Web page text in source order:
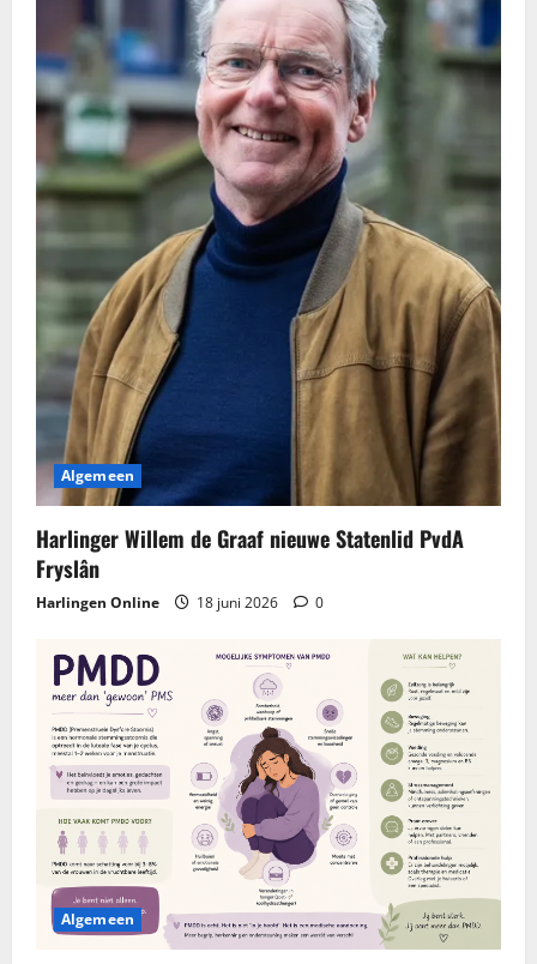
Algemeen
Harlinger Willem de Graaf nieuwe Statenlid PvdA
Fryslân
Harlingen Online 18 juni 2026 0
Algemeen